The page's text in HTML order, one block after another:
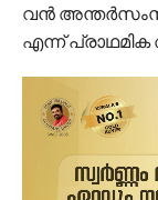
വൻ
എന്ന്